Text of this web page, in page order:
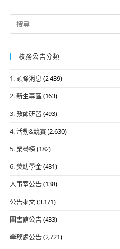
Search
for:
校務公告分類
1. 頭條消息 (2,439)
2. 新生專區 (163)
3. 教師研習 (493)
4. 活動&競賽(2,630)
5. 榮譽榜(182)
6. 獎助學金(481)
人事室公告(138)
公告來文(3,171)
圖書館公告(433)
學務處公告(2,721)